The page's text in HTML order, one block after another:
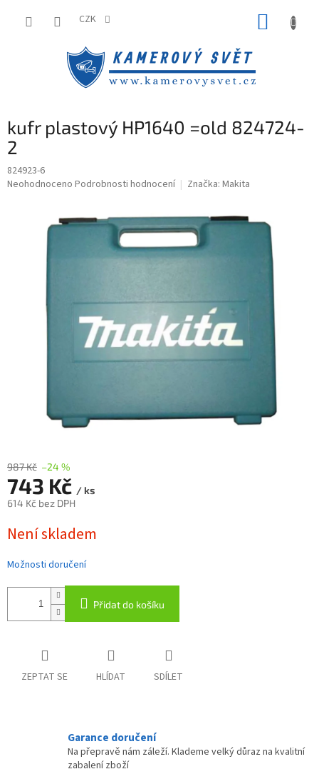
CZK
kufr plastový HP1640 =old 824724-
2
824923-6
Průměrné
hvězdiček.
Neohodnoceno Podrobnosti hodnocení Značka: Makita
987 Kč –24 %
743 Kč / ks
614 Kč bez DPH
cena:
Není skladem
Možnosti doručení
Přidat do košíku
ZEPTAT SE HLÍDAT SDÍLET
Garance doručení
Na přepravě nám záleží. Klademe velký důraz na kvalitní
zabalení zboží